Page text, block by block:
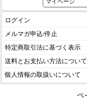
マイページ
ログイン
メルマガ申込/停止
特定商取引法に基づく表示
送料とお支払い方法について
個人情報の取扱いについて